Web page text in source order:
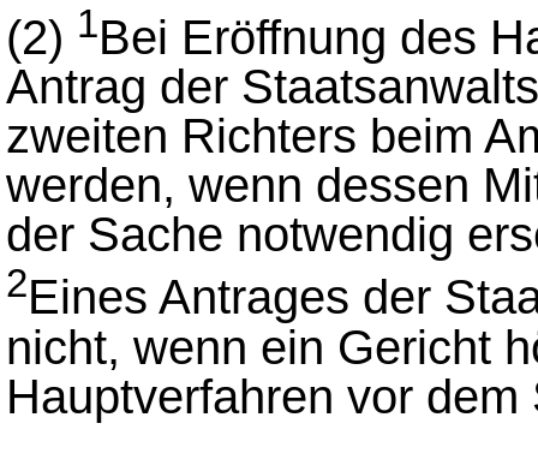
(2) 1Bei Eröffnung des
Antrag der
zweiten Richters beim
werden, wenn dessen
der Sache notwendig
2Eines Antrages der
nicht, wenn ein Gericht
Hauptverfahren vor